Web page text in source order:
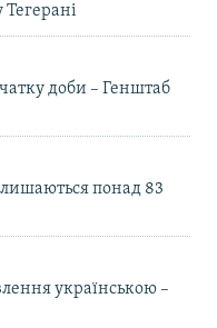
доби – Генштаб
понад 83
українською –